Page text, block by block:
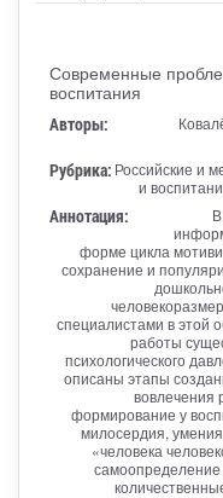
Современные
воспитания
Авторы:
Рубрика: Российские и
и
Аннотация:
форме цикла
сохранение и
специалистами в этой
работы
психологического
описаны этапы
вовлечения
формирование у
милосердия,
«человека